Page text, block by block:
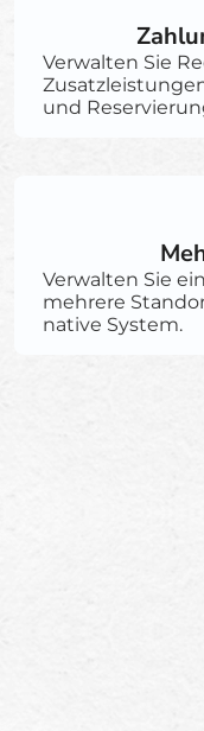
Verwalten Sie
und
Verwalten Sie
mehrere
native System.